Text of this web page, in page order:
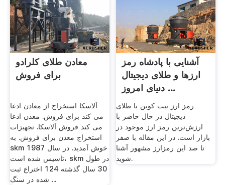
معادن طلای کلرادو
برای فروش
آلاسکا استخراج از معادن ادعا
می کند برای فروش. معدن ادعا
می کند فروش آلاسکا. تجهیزات
استخراج معدن برای فروش. به
skm خوش آمدید. در سال 1987
تاسیس شده است، skm در طول
30 سال گذشته 124 اختراع ثبت
شده در سنگ ...
آشنایی با پادشاه رمز
ارزها و طلای دیجیتال
دنیای امروز ...
رمز ارز بیت کوین یا طلای
دیجیتال در حال حاضر با
ارزش‌ترین رمز ارز موجود در
بازار است. در این مقاله با صفر
تا صد این رمزارز مشهور آشنا
شوید.